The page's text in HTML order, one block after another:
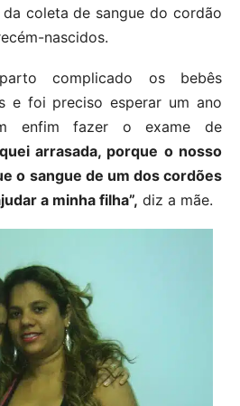
coleta de sangue do cordão
nascidos.
complicado os bebês
e foi preciso esperar um ano
enfim fazer o exame de
arrasada, porque o nosso
o sangue de um dos cordões
a minha filha”, diz a mãe.